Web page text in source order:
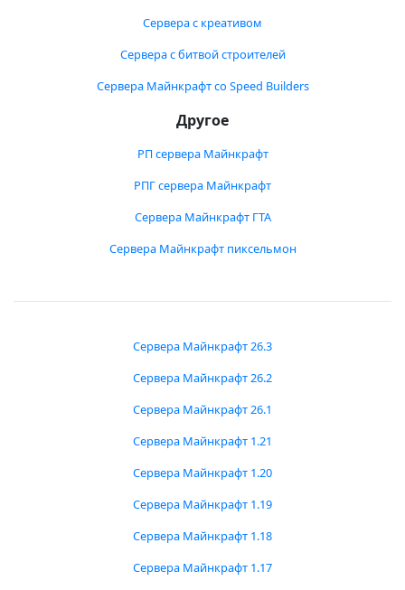
Сервера с креативом
Сервера с битвой строителей
Сервера Майнкрафт со Speed Builders
Другое
РП сервера Майнкрафт
РПГ сервера Майнкрафт
Сервера Майнкрафт ГТА
Сервера Майнкрафт пиксельмон
Сервера Майнкрафт 26.3
Сервера Майнкрафт 26.2
Сервера Майнкрафт 26.1
Сервера Майнкрафт 1.21
Сервера Майнкрафт 1.20
Сервера Майнкрафт 1.19
Сервера Майнкрафт 1.18
Сервера Майнкрафт 1.17